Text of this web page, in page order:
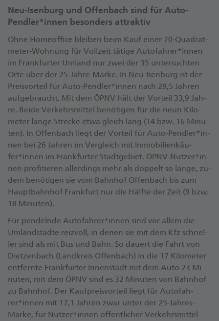
Neu-Isen­burg und Of­fen­bach sind für Au­to-
Pend­ler*in­nen be­son­ders attraktiv
Oh­ne Ho­me­of­fice blei­ben beim Kauf ei­ner 70-Qua­drat­
me­ter-Woh­nung für Voll­zeit tä­ti­ge Au­to­fah­rer*in­nen
im Frank­fur­ter Um­land nur zwei der 35 un­ter­such­ten
Or­te über der 25-Jah­re-Mar­ke. In Neu-Isen­burg ist der
Preis­vor­teil für Au­to-Pend­ler*in­nen nach 29,5 Jah­ren
auf­ge­braucht. Mit dem ÖPNV hält der Vor­teil 33,9 Jah­
re. Bei­de Ver­kehrs­mit­tel be­nö­ti­gen für die neun Ki­lo­
me­ter lan­ge Stre­cke et­wa gleich lang (14 bzw. 16 Mi­nu­
ten). In Of­fen­bach liegt der Vor­teil für Au­to-Pend­ler*in­
nen bei 26 Jah­ren im Ver­gleich mit Im­mo­bi­li­en­käu­
fer*in­nen im Frank­fur­ter Stadt­ge­biet. ÖPNV-Nut­zer*in­
nen pro­fi­tie­ren al­ler­dings mehr als dop­pelt so lan­ge, zu­
dem be­nö­ti­gen sie vom Bahn­hof Of­fen­bach bis zum
Haupt­bahn­hof Frank­furt nur die Hälf­te der Zeit (9 bzw.
18 Mi­nu­ten).
Für pen­deln­de Au­to­fah­rer*in­nen sind vor al­lem die
Um­land­städ­te reiz­voll, in de­nen sie mit dem Kfz schnel­
ler sind als mit Bus und Bahn. So dau­ert die Fahrt von
Diet­zen­bach (Land­kreis Of­fen­bach) in die 17 Ki­lo­me­ter
ent­fern­te Frank­fur­ter In­nen­stadt mit dem Au­to 23 Mi­
nu­ten, mit dem ÖPNV sind es 32 Mi­nu­ten von Bahn­hof
zu Bahn­hof. Der Kauf­preis­vor­teil liegt für Au­to­fah­
rer*in­nen mit 17,1 Jah­ren zwar un­ter der 25-Jah­res-
Mar­ke, für Nut­zer*in­nen öf­fent­li­cher Ver­kehrs­mit­tel